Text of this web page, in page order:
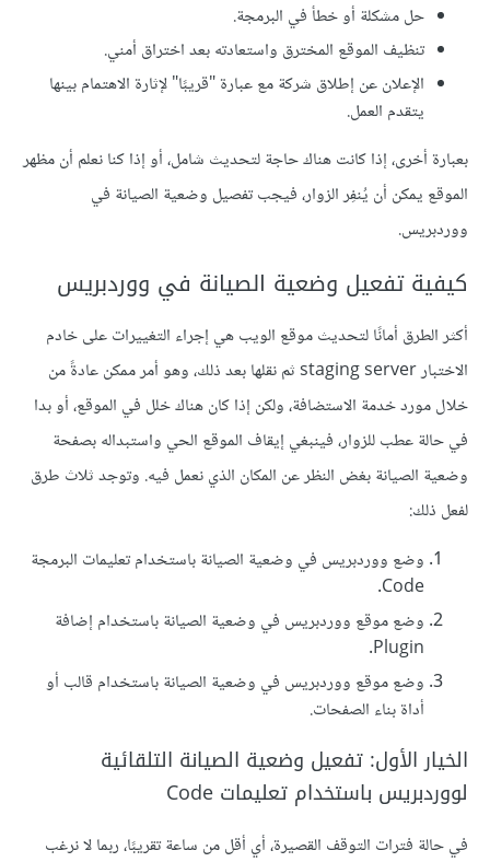
حل مشكلة أو خطأ في البرمجة.
تنظيف الموقع المخترق واستعادته بعد اختراق أمني.
الإعلان عن إطلاق شركة مع عبارة "قريبًا" لإثارة الاهتمام بينها
يتقدم العمل.
بعبارة أخرى، إذا كانت هناك حاجة لتحديث شامل، أو إذا كنا نعلم أن مظهر
الموقع يمكن أن يُنفِر الزوار، فيجب تفصيل وضعية الصيانة في
ووردبريس.
كيفية تفعيل وضعية الصيانة في ووردبريس
أكثر الطرق أمانًا لتحديث موقع الويب هي إجراء التغييرات على خادم
الاختبار staging server ثم نقلها بعد ذلك، وهو أمر ممكن عادةً من
خلال مورد خدمة الاستضافة، ولكن إذا كان هناك خلل في الموقع، أو بدا
في حالة عطب للزوار، فينبغي إيقاف الموقع الحي واستبداله بصفحة
وضعية الصيانة بغض النظر عن المكان الذي نعمل فيه. وتوجد ثلاث طرق
لفعل ذلك:
وضع ووردبريس في وضعية الصيانة باستخدام تعليمات البرمجة
Code.
وضع موقع ووردبريس في وضعية الصيانة باستخدام إضافة
Plugin.
وضع موقع ووردبريس في وضعية الصيانة باستخدام قالب أو
أداة بناء الصفحات.
الخيار الأول: تفعيل وضعية الصيانة التلقائية
لووردبريس باستخدام تعليمات Code
في حالة فترات التوقف القصيرة، أي أقل من ساعة تقريبًا، ربما لا نرغب